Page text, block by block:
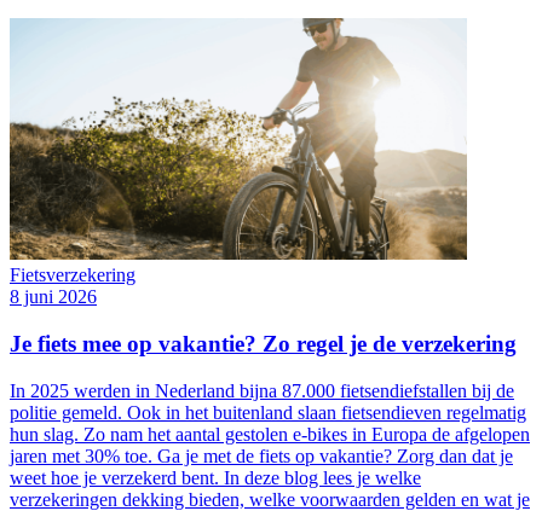
Fietsverzekering
8 juni 2026
Je fiets mee op vakantie? Zo regel je de verzekering
In 2025 werden in Nederland bijna 87.000 fietsendiefstallen bij de
politie gemeld. Ook in het buitenland slaan fietsendieven regelmatig
hun slag. Zo nam het aantal gestolen e-bikes in Europa de afgelopen
jaren met 30% toe. Ga je met de fiets op vakantie? Zorg dan dat je
weet hoe je verzekerd bent. In deze blog lees je welke
verzekeringen dekking bieden, welke voorwaarden gelden en wat je